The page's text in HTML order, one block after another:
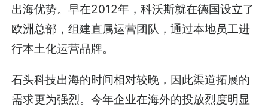
出海优势。早在2012年，科沃斯就在德国设立了
欧洲总部，组建直属运营团队，通过本地员工进
行本土化运营品牌。
石头科技出海的时间相对较晚，因此渠道拓展的
需求更为强烈。今年企业在海外的投放烈度明显